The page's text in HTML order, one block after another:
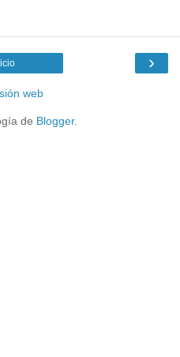
›
web
de Blogger.